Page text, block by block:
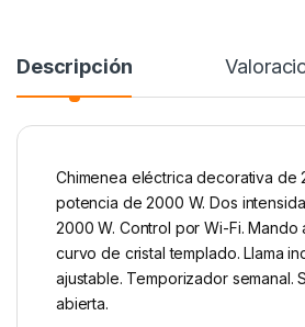
Descripción
Chimenea eléctrica decorativa de
potencia de 2000 W. Dos
2000 W. Control por Wi-Fi. Mando
curvo de cristal templado. Llama
ajustable. Temporizador semanal.
abierta.